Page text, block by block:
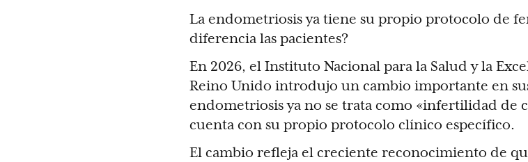
La endometriosis ya tiene su propio protocolo de
diferencia las pacientes?
En 2026, el Instituto Nacional para la Salud y la
Reino Unido introdujo un cambio importante en
endometriosis ya no se trata como «infertilidad de
cuenta con su propio protocolo clínico específico.
El cambio refleja el creciente reconocimiento de